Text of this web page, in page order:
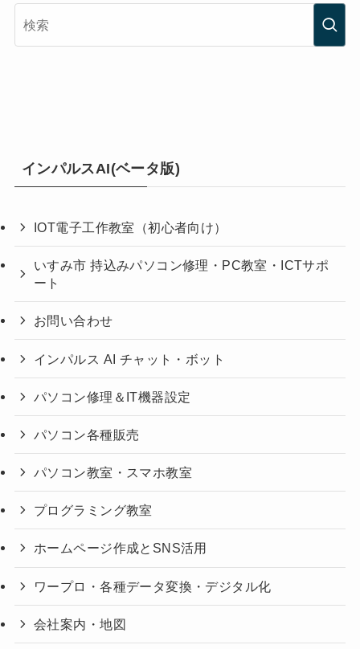
インパルスAI(ベータ版)
IOT電子工作教室（初心者向け）
いすみ市 持込みパソコン修理・PC教室・ICTサポ
ート
お問い合わせ
インパルス AI チャット・ボット
パソコン修理＆IT機器設定
パソコン各種販売
パソコン教室・スマホ教室
プログラミング教室
ホームページ作成とSNS活用
ワープロ・各種データ変換・デジタル化
会社案内・地図